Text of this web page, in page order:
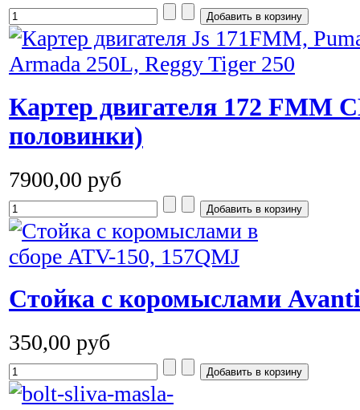
Картер двигателя 172 FMM
половинки)
7900,00 руб
Cтойка с коромыслами
350,00 руб